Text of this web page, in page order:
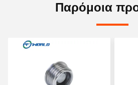
Παρόμοια